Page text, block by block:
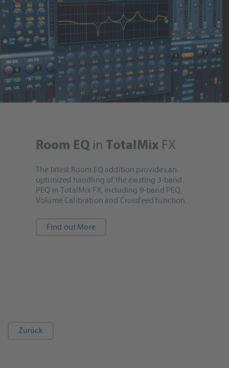
Room EQ in TotalMix FX
The latest Room EQ addition provides an
optimized handling of the existing 3-band
PEQ in TotalMix FX, including 9-band PEQ,
Volume Calibration and Crossfeed function.
Find out More
Zurück